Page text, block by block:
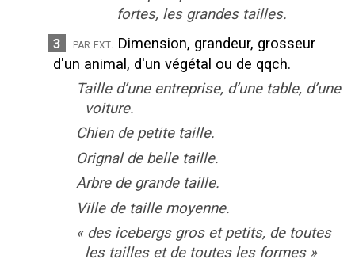
fortes, les grandes tailles.
3 par ext. Dimension, grandeur, grosseur
d'un animal, d'un végétal ou de qqch.
Taille d’une entreprise, d’une table, d’une
voiture.
Chien de petite taille.
Orignal de belle taille.
Arbre de grande taille.
Ville de taille moyenne.
« des icebergs gros et petits, de toutes
les tailles et de toutes les formes »